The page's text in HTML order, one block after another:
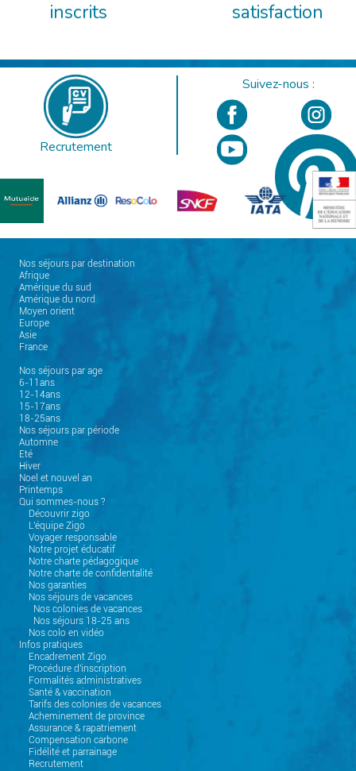
inscrits
satisfaction
Recrutement
Suivez-nous :
Nos séjours par destination
Afrique
Amérique du sud
Amérique du nord
Moyen orient
Europe
Asie
France
Nos séjours par age
6-11ans
12-14ans
15-17ans
18-25ans
Nos séjours par période
Automne
Eté
Hiver
Noel et nouvel an
Printemps
Qui sommes-nous ?
Découvrir zigo
L'équipe Zigo
Voyager responsable
Notre projet éducatif
Notre charte pédagogique
Notre charte de confidentalité
Nos garanties
Nos séjours de vacances
Nos colonies de vacances
Nos séjours 18-25 ans
Nos colo en vidéo
Infos pratiques
Encadrement Zigo
Procédure d'inscription
Formalités administratives
Santé & vaccination
Tarifs des colonies de vacances
Acheminement de province
Assurance & rapatriement
Compensation carbone
Fidélité et parrainage
Recrutement